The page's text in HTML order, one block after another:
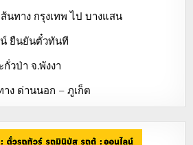
นทาง กรุงเทพ ไป บางแสน
ยืนยันตั๋วทันที
วป่า จ.พังงา
ง ด่านนอก – ภูเก็ต